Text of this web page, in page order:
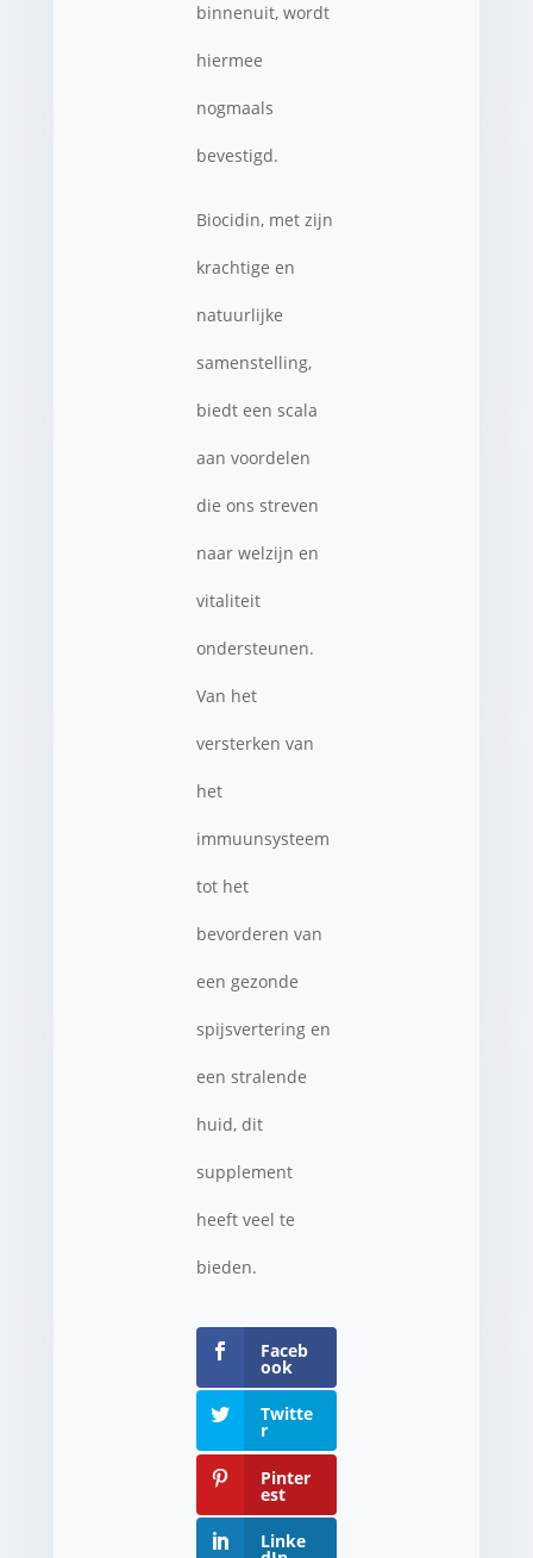
binnenuit, wordt
hiermee
nogmaals
bevestigd.
Biocidin, met zijn
krachtige en
natuurlijke
samenstelling,
biedt een scala
aan voordelen
die ons streven
naar welzijn en
vitaliteit
ondersteunen.
Van het
versterken van
het
immuunsysteem
tot het
bevorderen van
een gezonde
spijsvertering en
een stralende
huid, dit
supplement
heeft veel te
bieden.
Faceb
ook
Twitte
r
Pinter
est
Linke